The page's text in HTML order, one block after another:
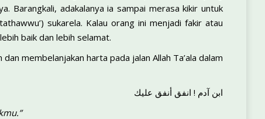
Barangkali, adakalanya ia sampai merasa kikir untuk
sukarela. Kalau orang ini menjadi fakir atau
baik dan lebih selamat.
membelanjakan harta pada jalan Allah Ta’ala dalam
ابن آدم ! انفق أنفق عليك